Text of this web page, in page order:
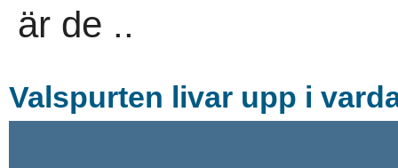
är de ..
Valspurten livar upp i